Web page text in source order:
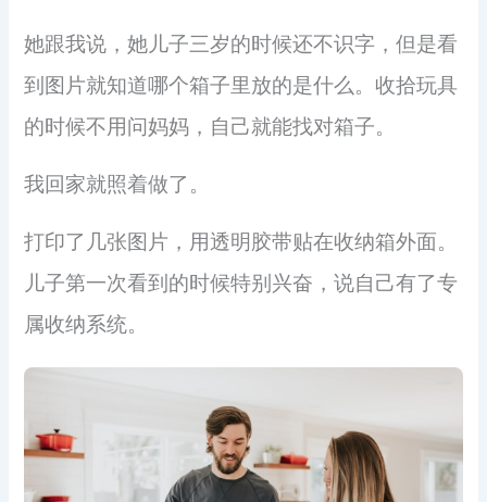
她跟我说，她儿子三岁的时候还不识字，但是看
到图片就知道哪个箱子里放的是什么。收拾玩具
的时候不用问妈妈，自己就能找对箱子。
我回家就照着做了。
打印了几张图片，用透明胶带贴在收纳箱外面。
儿子第一次看到的时候特别兴奋，说自己有了专
属收纳系统。